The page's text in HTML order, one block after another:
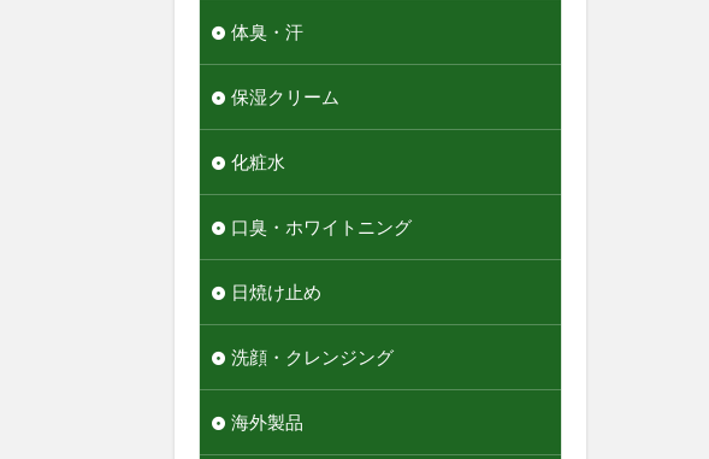
体臭・汗
保湿クリーム
化粧水
口臭・ホワイトニング
日焼け止め
洗顔・クレンジング
海外製品